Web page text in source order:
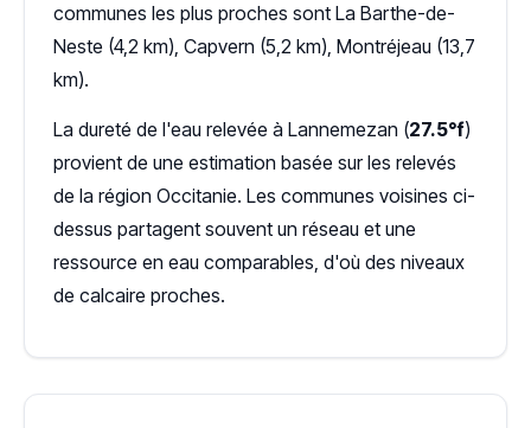
communes les plus proches sont La Barthe-de-
Neste (4,2 km), Capvern (5,2 km), Montréjeau (13,7
km).
La dureté de l'eau relevée à Lannemezan (27.5°f)
provient de une estimation basée sur les relevés
de la région Occitanie. Les communes voisines ci-
dessus partagent souvent un réseau et une
ressource en eau comparables, d'où des niveaux
de calcaire proches.